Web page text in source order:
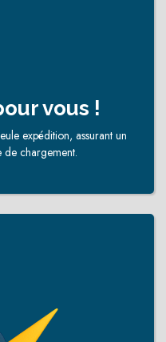
vous !
expédition, assurant un
de chargement.